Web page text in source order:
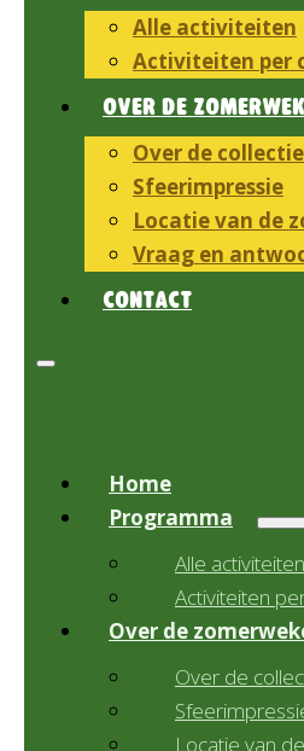
Alle activiteiten
Activiteiten per
OVER DE
Over de
Sfeerimpressie
Locatie van de
Vraag en
CONTACT
Home
Programma
Alle activiteiten
Activiteiten
Over de
Over de
Locatie van